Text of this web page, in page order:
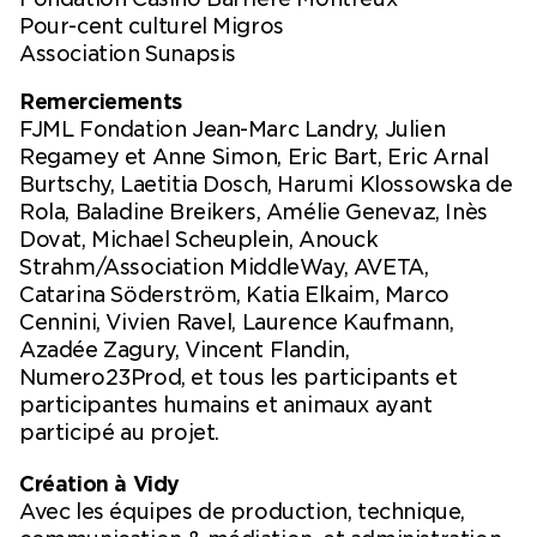
Quelles ont été les choses auxquelles tu ne
t’attendais pas en te plongeant dans ce sujet ?
J’ai nuancé certaines idées radicales, notamment par
rapport à la violence. Je suis moins bouleversée
quand on m’annonce qu’un loup a été tué, par
exemple. Car la souffrance est partagée, partout.
Je ne m’étais pas aperçue non plus de
combien l’humain est perdu lorsqu’il se
retrouve dans des situations qu’il ne
contrôle pas.
Dans l’élevage moderne, il n’y avait plus de place pour
l’imprévu. Or, le retour du loup vient remettre la
Pour-cent culturel Migros
Association Sunapsis
Remerciements
FJML Fondation Jean-Marc Landry, Julien
Regamey et Anne Simon, Eric Bart, Eric Arnal
Burtschy, Laetitia Dosch, Harumi Klossowska de
Rola, Baladine Breikers, Amélie Genevaz, Inès
Dovat, Michael Scheuplein, Anouck
Strahm/Association MiddleWay, AVETA,
Catarina Söderström, Katia Elkaim, Marco
Cennini, Vivien Ravel, Laurence Kaufmann,
Azadée Zagury, Vincent Flandin,
Numero23Prod, et tous les participants et
participantes humains et animaux ayant
participé au projet.
Création à Vidy
Avec les équipes de production, technique,